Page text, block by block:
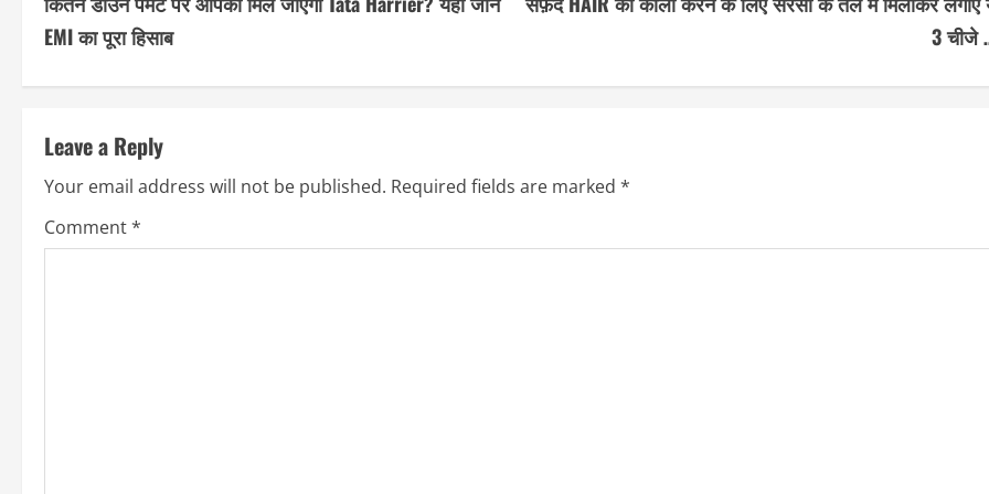
o
i
n
u
EMI का पूरा हिसाब
3 चीजे
Leave a Reply
Your email address will not be published. Required fields are marked *
Comment*